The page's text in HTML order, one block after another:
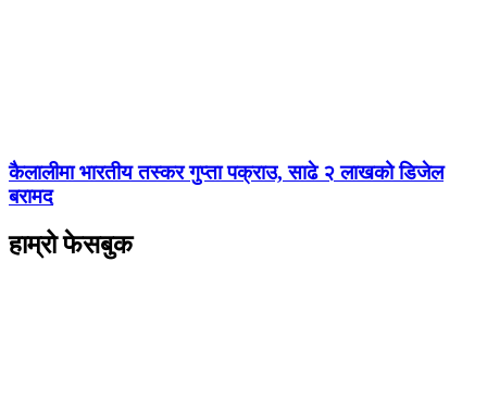
कैलालीमा भारतीय तस्कर गुप्ता पक्राउ, साढे २ लाखको डिजेल
बरामद
हाम्रो फेसबुक